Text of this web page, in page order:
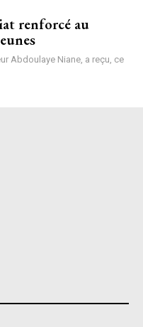
renforcé au
Abdoulaye Niane, a reçu, ce